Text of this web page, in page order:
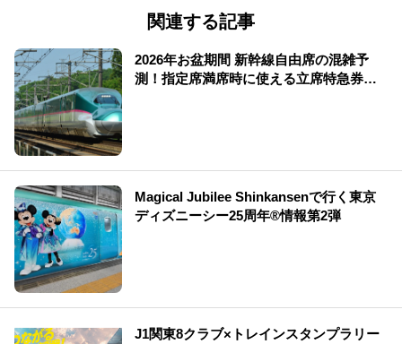
関連する記事
2026年お盆期間 新幹線自由席の混雑予
測！指定席満席時に使える立席特急券も
Magical Jubilee Shinkansenで行く東京
ディズニーシー25周年®情報第2弾
J1関東8クラブ×トレインスタンプラリー